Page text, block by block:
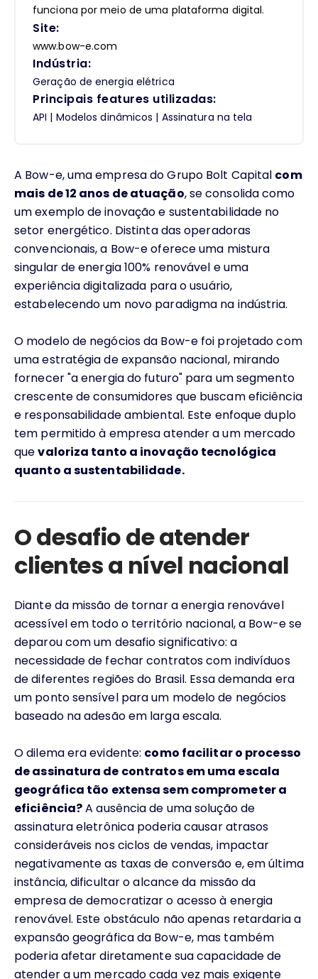
funciona por meio de uma plataforma digital.
Site:
www.bow-e.com
Indústria:
Geração de energia elétrica
Principais features utilizadas:
API | Modelos dinâmicos | Assinatura na tela
A Bow-e, uma empresa do Grupo Bolt Capital com
mais de 12 anos de atuação, se consolida como
um exemplo de inovação e sustentabilidade no
setor energético. Distinta das operadoras
convencionais, a Bow-e oferece uma mistura
singular de energia 100% renovável e uma
experiência digitalizada para o usuário,
estabelecendo um novo paradigma na indústria.
O modelo de negócios da Bow-e foi projetado com
uma estratégia de expansão nacional, mirando
fornecer "a energia do futuro" para um segmento
crescente de consumidores que buscam eficiência
e responsabilidade ambiental. Este enfoque duplo
tem permitido à empresa atender a um mercado
quevaloriza tanto a inovação tecnológica
quanto a sustentabilidade.
O desafio de atender
clientes a nível nacional
Diante da missão de tornar a energia renovável
acessível em todo o território nacional, a Bow-e se
deparou com um desafio significativo: a
necessidade de fechar contratos com indivíduos
de diferentes regiões do Brasil. Essa demanda era
um ponto sensível para um modelo de negócios
baseado na adesão em larga escala.
O dilema era evidente: como facilitar o processo
de assinatura de contratos em uma escala
geográfica tão extensa sem comprometer a
eficiência?A ausência de uma solução de
assinatura eletrônica poderia causar atrasos
consideráveis nos ciclos de vendas, impactar
negativamente as taxas de conversão e, em última
instância, dificultar o alcance da missão da
empresa de democratizar o acesso à energia
renovável. Este obstáculo não apenas retardaria a
expansão geográfica da Bow-e, mas também
poderia afetar diretamente sua capacidade de
atender a um mercado cada vez mais exigente